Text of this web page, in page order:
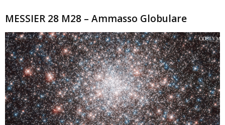
MESSIER 28 M28 – Ammasso Globulare